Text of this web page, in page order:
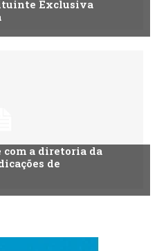
Exclusiva
a diretoria da
de